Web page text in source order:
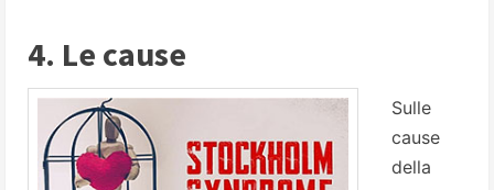
4. Le cause
Sulle
cause
della